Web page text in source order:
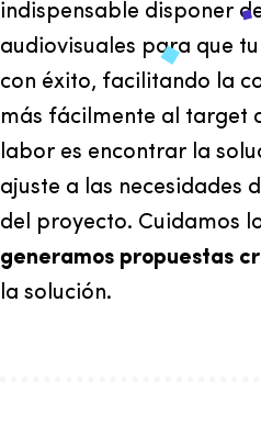
indispensable disponer
audiovisuales para que
con éxito, facilitando la
más fácilmente al target
labor es encontrar la
ajuste a las necesidades
del proyecto. Cuidamos
generamos propuestas
la solución.